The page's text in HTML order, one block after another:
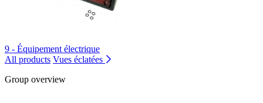
9 - Équipement électrique
All products Vues éclatées
Group overview